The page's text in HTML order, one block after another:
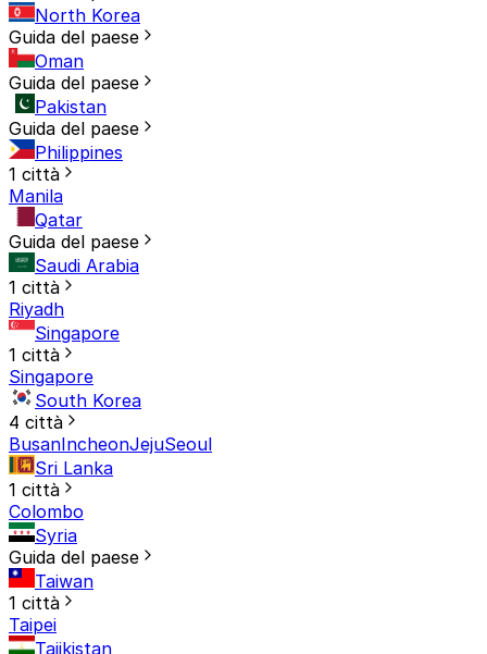
North Korea
Guida del paese
Oman
Guida del paese
Pakistan
Guida del paese
Philippines
1 città
Manila
Qatar
Guida del paese
Saudi Arabia
1 città
Riyadh
Singapore
1 città
Singapore
South Korea
4 città
BusanIncheonJejuSeoul
Sri Lanka
1 città
Colombo
Syria
Guida del paese
Taiwan
1 città
Taipei
Tajikistan